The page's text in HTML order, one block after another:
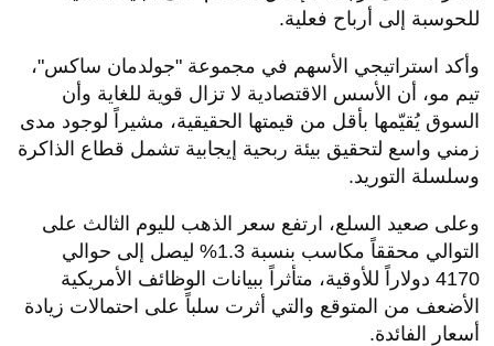
للحوسبة إلى أرباح فعلية.
وأكد استراتيجي الأسهم في مجموعة "جولدمان ساكس"،
تيم مو، أن الأسس الاقتصادية لا تزال قوية للغاية وأن
السوق يُقيّمها بأقل من قيمتها الحقيقية، مشيراً لوجود مدى
زمني واسع لتحقيق بيئة ربحية إيجابية تشمل قطاع الذاكرة
وسلسلة التوريد.
وعلى صعيد السلع، ارتفع سعر الذهب لليوم الثالث على
التوالي محققاً مكاسب بنسبة 1.3% ليصل إلى حوالي
4170 دولاراً للأوقية، متأثراً ببيانات الوظائف الأمريكية
الأضعف من المتوقع والتي أثرت سلباً على احتمالات زيادة
أسعار الفائدة.